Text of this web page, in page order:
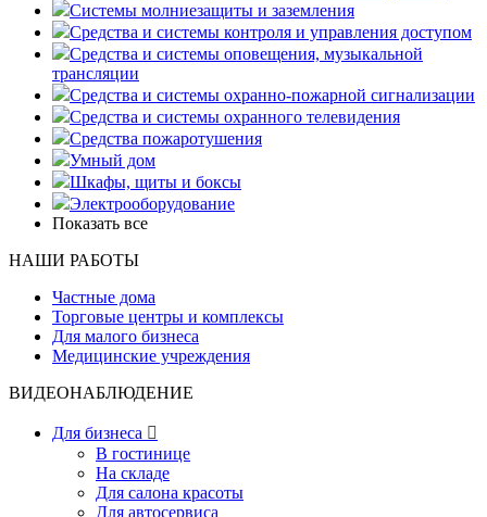
Системы молниезащиты и заземления
Средства и системы контроля и управления доступом
Средства и системы оповещения, музыкальной
трансляции
Средства и системы охранно-пожарной сигнализации
Средства и системы охранного телевидения
Средства пожаротушения
Умный дом
Шкафы, щиты и боксы
Электрооборудование
Показать все
НАШИ РАБОТЫ
Частные дома
Торговые центры и комплексы
Для малого бизнеса
Медицинские учреждения
ВИДЕОНАБЛЮДЕНИЕ
Для бизнеса 
В гостинице
На складе
Для салона красоты
Для автосервиса